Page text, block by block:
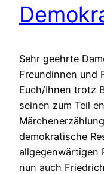
Sehr geehrte
Freundinnen und
Euch/Ihnen trotz
seinen zum Teil
demokratische
allgegenwärtigen
nun auch